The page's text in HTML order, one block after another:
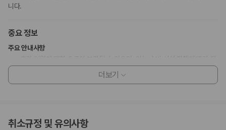
니다.
중요 정보
주요 안내사항
체크인 시 부대 비용 발생에 대비해 정부에서 발급한 사진이 부착된 신분증
부대 비용 발생에 대비해 체크인 시 제시하는 신용카드상의 이름은 객실 예
더보기
취소규정 및 유의사항